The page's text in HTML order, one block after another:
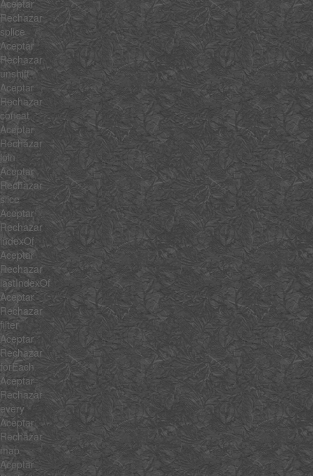
Aceptar
Rechazar
splice
Aceptar
Rechazar
unshift
Aceptar
Rechazar
concat
Aceptar
Rechazar
join
Aceptar
Rechazar
slice
Aceptar
Rechazar
indexOf
Aceptar
Rechazar
lastIndexOf
Aceptar
Rechazar
filter
Aceptar
Rechazar
forEach
Aceptar
Rechazar
every
Aceptar
Rechazar
map
Aceptar